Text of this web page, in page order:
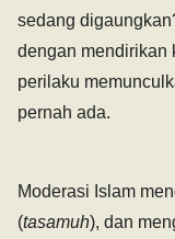
sedang
dengan mendirikan
perilaku
pernah ada.
Moderasi Islam
(tasamuh), dan